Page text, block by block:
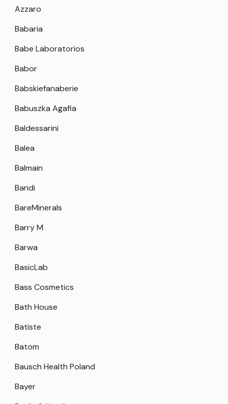
Azzaro
Babaria
Babe Laboratorios
Babor
Babskiefanaberie
Babuszka Agafia
Baldessarini
Balea
Balmain
Bandi
BareMinerals
Barry M
Barwa
BasicLab
Bass Cosmetics
Bath House
Batiste
Batom
Bausch Health Poland
Bayer